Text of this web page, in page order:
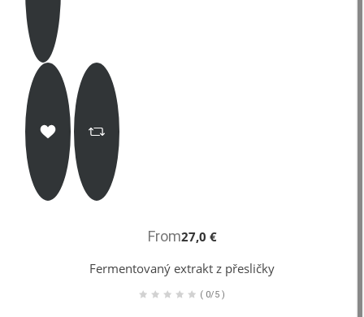
Fermentovaný extrakt z přesličky
From27,0 €
( 0/5 )